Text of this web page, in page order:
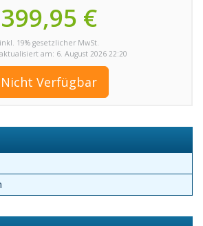
399,95 €
inkl. 19% gesetzlicher MwSt.
am: 6. August 2026 22:20
Nicht Verfügbar